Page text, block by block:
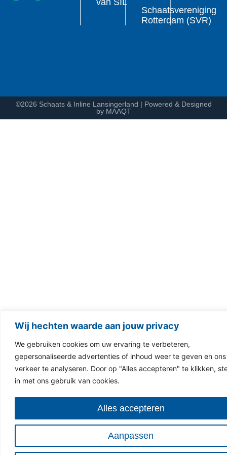
Wij hechten waarde aan jouw privacy
We gebruiken cookies om uw ervaring te verbeteren,
gepersonaliseerde advertenties of inhoud weer te geven en ons
verkeer te analyseren. Door op "Alles accepteren" te klikken,
in met ons gebruik van cookies.
Aanpassen
Alles accepteren
Schaatsvereniging
Rotterdam (SVR)
van SIL
©2026 Schaats & Inline Lansingerland | Powered & Designed
by MAAQT